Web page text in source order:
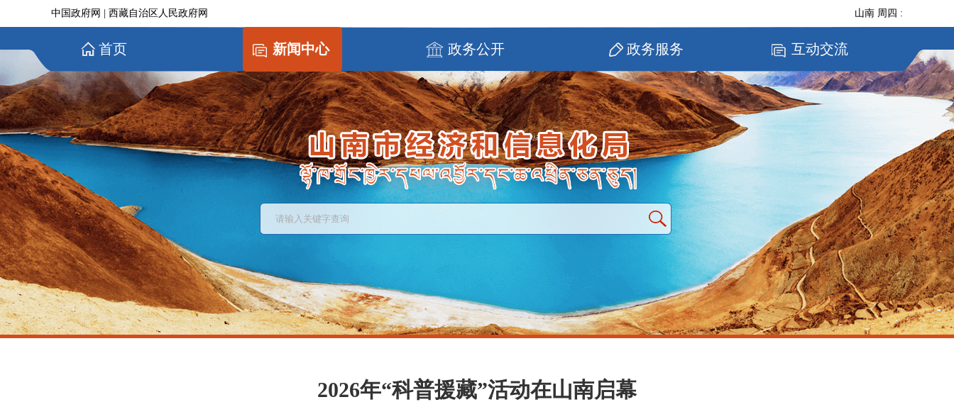
中国政府网 西藏自治区人民政府网 山南 周四 :
首页 新闻中心 政务公开 政务服务 互动交流
2026年“科普援藏”活动在山南启幕